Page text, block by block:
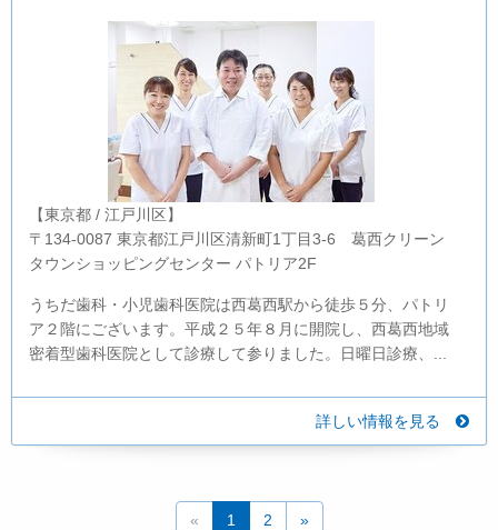
【東京都 / 江戸川区】
〒134-0087 東京都江戸川区清新町1丁目3-6 葛西クリーン
タウンショッピングセンター パトリア2F
うちだ歯科・小児歯科医院は西葛西駅から徒歩５分、パトリ
ア２階にございます。平成２５年８月に開院し、西葛西地域
密着型歯科医院として診療して参りました。日曜日診療、...
詳しい情報を見る
« 1 2 »